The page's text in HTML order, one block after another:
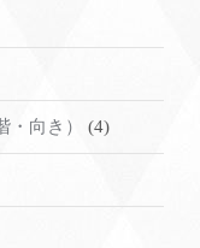
向き） (4)